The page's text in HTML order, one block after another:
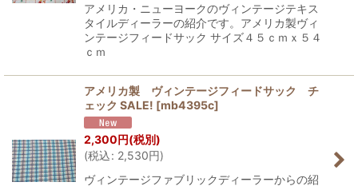
アメリカ・ニューヨークのヴィンテージテキス
タイルディーラーの紹介です。アメリカ製ヴィ
ンテージフィードサック サイズ４５ｃｍｘ５４
ｃｍ
アメリカ製 ヴィンテージフィードサック チ
ェック SALE! [mb4395c]
2,300円(税別)
(税込: 2,530円)
ヴィンテージファブリックディーラーからの紹